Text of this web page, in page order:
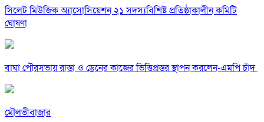
সিলেট মিউজিক অ্যাসোসিয়েশন ২১ সদস্যবিশিষ্ট প্রতিষ্ঠাকালীন কমিটি
ঘোষণা
বাঘা পৌরসভায় রাস্তা ও ড্রেনের কাজের ভিত্তিপ্রস্তর স্থাপন করলেন-এমপি চাঁদ
মৌলভীবাজার